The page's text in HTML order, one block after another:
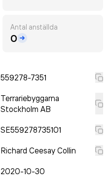
Antal anställda
0
559278-7351
Terrariebyggarna
Stockholm AB
SE559278735101
Richard Ceesay Collin
2020-10-30